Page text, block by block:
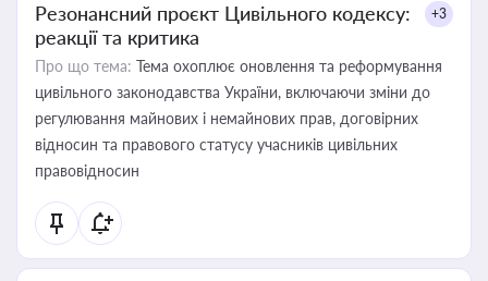
Резонансний проєкт Цивільного кодексу:
реакції та критика
+3
Про що тема: Тема охоплює оновлення та реформування
цивільного законодавства України, включаючи зміни до
регулювання майнових і немайнових прав, договірних
відносин та правового статусу учасників цивільних
правовідносин